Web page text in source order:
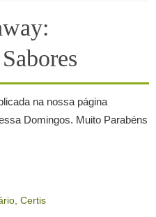
na nossa página
Domingos. Muito Parabéns
,Certis